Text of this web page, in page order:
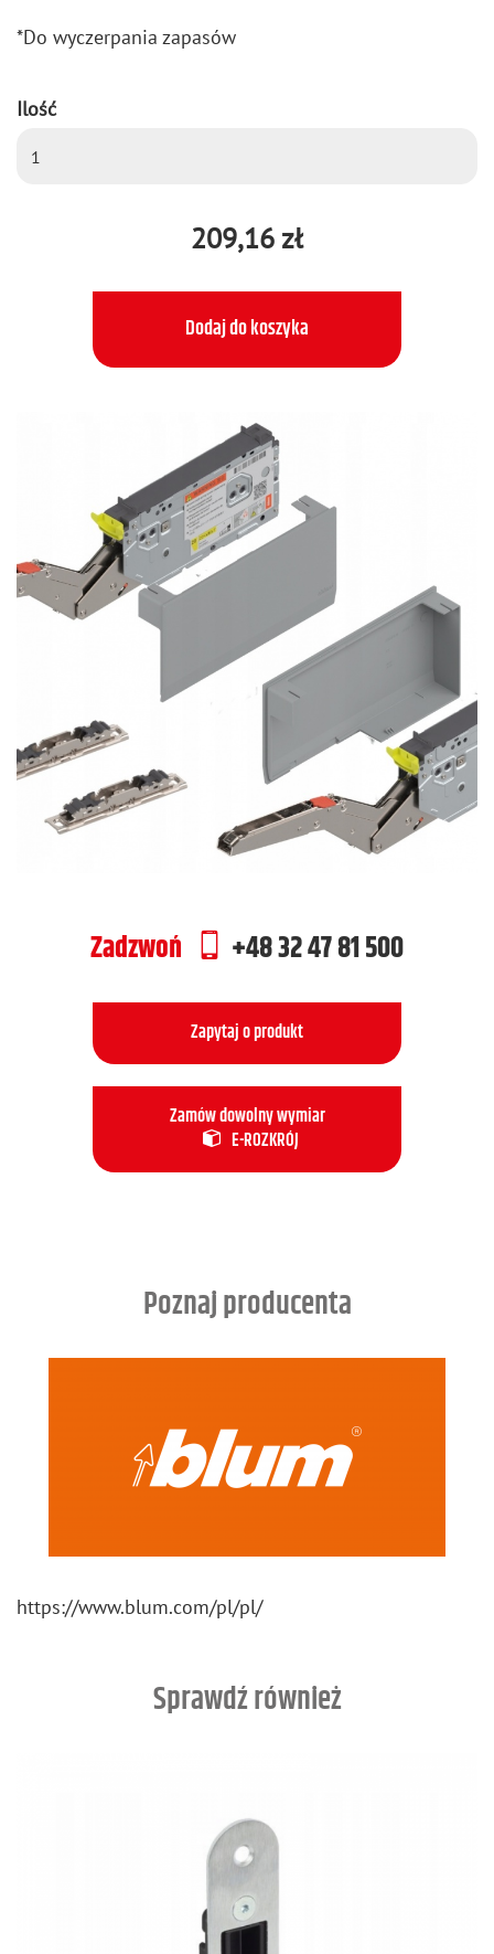
*Do wy­czer­pa­nia za­pa­sów
Ilość
209,16 zł
Dodaj do koszyka
Zadzwoń +48 32 47 81 500
Zapytaj o produkt
Zamów dowolny wymiar
E-ROZKRÓJ
Poznaj producenta
https://​www.​blum.​com/​pl/​pl/
Sprawdź również